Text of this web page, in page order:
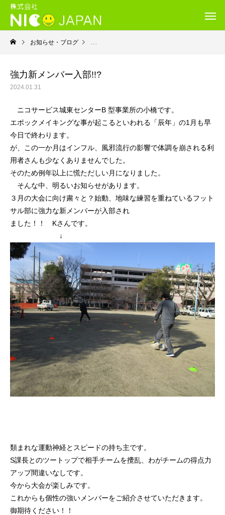
お知らせ・ブログ 就労継続支援Ｂ型・ニコサービス城東センター
強力新メンバー入部!!?
2024.01.31
ニコサービス城東センターB 型事業所の小橋です。
エポックメイキングな事が起こるといわれる「辰年」の1月も早
今日で終わります。
が、この一か月はインフル、風邪流行の影響で体調を崩される利
用者さんも少なくありませんでした。
そのため例年以上に慌ただしい月になりました。
そんな中、明るいお知らせがあります。
３月の大会に向け粛々と？始動、地味な練習を重ねているフット
サル部に強力な新メンバーが入部され
ました！！ Kさんです。
↓
類まれな運動神経とスピードの持ち主です。
S課長とのツートップで相手チームを攪乱、わがチームの得点力
アップ間違いなしです。
今から大会が楽しみです。
これからも個性の強いメンバーをご紹介させていただきます。
御期待ください！！